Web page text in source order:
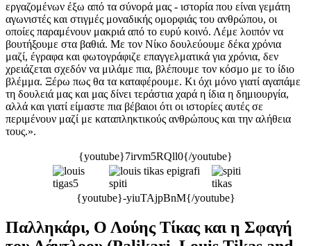
εργαζομένων έξω από τα σύνορά μας - ιστορία που είναι γεμάτη
αγωνιστές και στιγμές μοναδικής ομορφιάς του ανθρώπου, οι
οποίες παραμένουν μακριά από το ευρύ κοινό. Λέμε λοιπόν να
βουτήξουμε στα βαθιά. Με τον Νίκο δουλεύουμε δέκα χρόνια
μαζί, έγραφα και φωτογράφιζε επαγγελματικά για χρόνια, δεν
χρειάζεται σχεδόν να μιλάμε πια, βλέπουμε τον κόσμο με το ίδιο
βλέμμα. Ξέρω πως θα τα καταφέρουμε. Κι όχι μόνο γιατί αγαπάμε
τη δουλειά μας και μας δίνει τεράστια χαρά η ίδια η δημιουργία,
αλλά και γιατί είμαστε πια βέβαιοι ότι οι ιστορίες αυτές σε
περιμένουν μαζί με καταπληκτικούς ανθρώπους και την αλήθεια
τους.».
{youtube}7irvm5RQll0{/youtube}
{youtube}-yiuTAjpBnM{/youtube}
Παλληκάρι, Ο Λούης Τίκας και η Σφαγή